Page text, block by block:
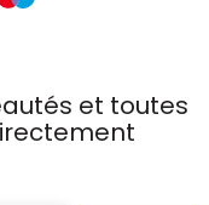
et toutes